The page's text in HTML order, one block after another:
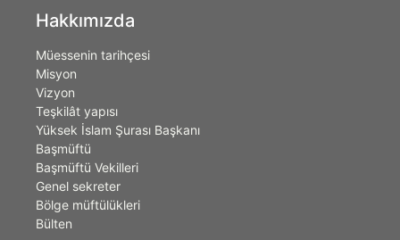
Hakkımızda
Müessenin tarihçesi
Misyon
Vizyon
Teşkilât yapısı
Yüksek İslam Şurası Başkanı
Başmüftü
Başmüftü Vekilleri
Genel sekreter
Bölge müftülükleri
Bülten